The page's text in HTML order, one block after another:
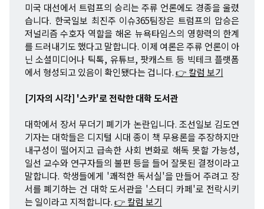
미국 대선에서 트럼프의 승리는 주류 언론에도 경종을 울렸
습니다. 한국일보 최진주 이슈365팀장은 트럼프의 압승은
저널리즘 수호자 역할을 해온 뉴욕타임스의 영향력의 한계
를 드러내기도 했다고 말합니다. 이제 여론은 주류 언론이 아
닌 소셜미디어나 틱톡, 유튜브, 팟캐스트 등 빅테크 플랫폼
에서 형성되고 있음이 확인됐다는 겁니다.👉 칼럼 보기
[기자의 시각] '스카'로 전락한 대학 도서관
대학에서 장서 무더기 폐기가 논란입니다. 조선일보 김도연
기자는 대학들은 디지털 시대 종이 책 무용론을 주장하지만
내구성이 떨어지고 급속한 사회 변화로 해독 못할 가능성,
일선 교수와 연구자들의 불편 등을 들어 잘못된 결정이라고
말합니다. 학생들에게 '쾌적한 독서실'을 만들어 주려고 장
서를 폐기하는 건 대학 도서관을 '스터디 카페'로 전락시키
는 일이라고 지적합니다.👉 칼럼 보기